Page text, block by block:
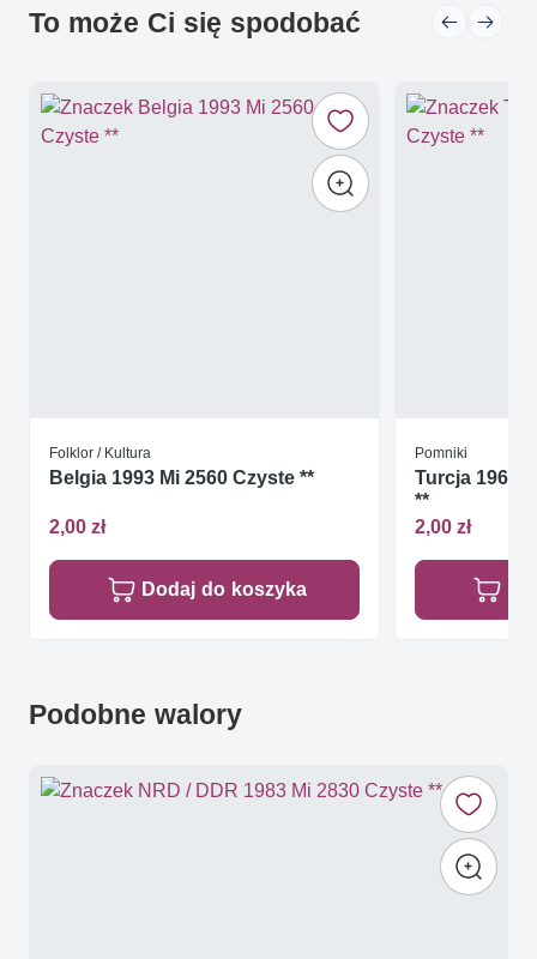
To może Ci się spodobać
Folklor / Kultura
Belgia 1993 Mi 2560 Czyste **
2,00 zł
Dodaj do koszyka
Pomniki
Turcja 1969
**
2,00 zł
Podobne walory